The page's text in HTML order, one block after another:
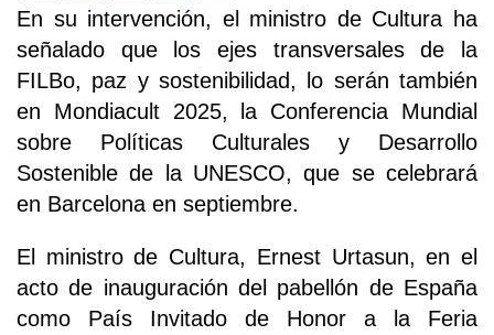
En su intervención, el ministro de Cultura ha
señalado que los ejes transversales de la
FILBo, paz y sostenibilidad, lo serán también
en Mondiacult 2025, la Conferencia Mundial
sobre Políticas Culturales y Desarrollo
Sostenible de la UNESCO, que se celebrará
en Barcelona en septiembre.
El ministro de Cultura, Ernest Urtasun, en el
acto de inauguración del pabellón de España
como País Invitado de Honor a la Feria